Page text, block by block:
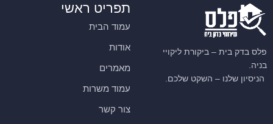
פלס בדק בית – ביקורת ליקויי
בניה.
הניסיון שלנו – השקט שלכם.
תפריט ראשי
עמוד הבית
אודות
מאמרים
עמוד משרות
צור קשר